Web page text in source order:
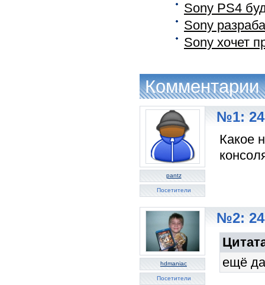
Sony PS4
Sony
Sony хочет
Комментарии
pantz
Посетители
№1: 24
Какое
hdmaniac
Посетители
№2: 24
ещё